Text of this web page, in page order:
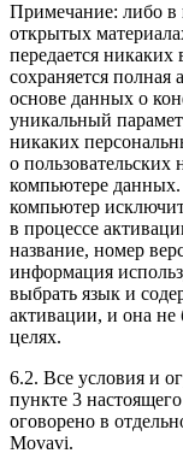
Примечание: либо
открытых
передается
сохраняется
основе данных о
уникальный
никаких
о
компьютере
компьютер
в процессе
название, номер
информация
выбрать язык и
активации, и она не
целях.
6.2. Все условия и
пункте 3
оговорено в
Movavi.